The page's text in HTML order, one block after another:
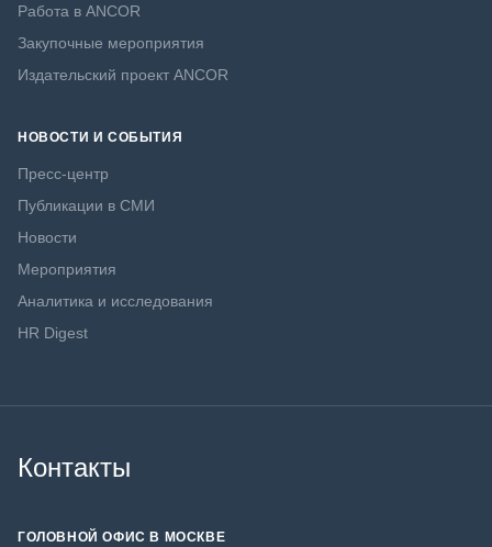
Работа в ANCOR
Закупочные мероприятия
Издательский проект ANCOR
НОВОСТИ И СОБЫТИЯ
Пресс-центр
Публикации в СМИ
Новости
Мероприятия
Аналитика и исследования
HR Digest
Контакты
ГОЛОВНОЙ ОФИС В МОСКВЕ